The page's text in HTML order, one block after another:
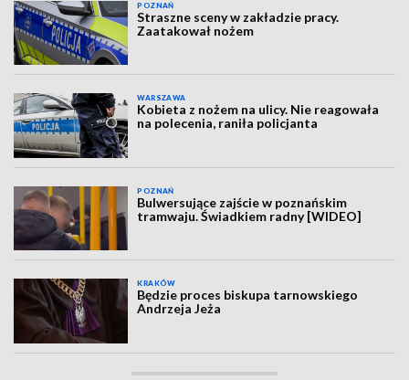
POZNAŃ
Straszne sceny w zakładzie pracy.
Zaatakował nożem
WARSZAWA
Kobieta z nożem na ulicy. Nie reagowała
na polecenia, raniła policjanta
POZNAŃ
Bulwersujące zajście w poznańskim
tramwaju. Świadkiem radny [WIDEO]
KRAKÓW
Będzie proces biskupa tarnowskiego
Andrzeja Jeża